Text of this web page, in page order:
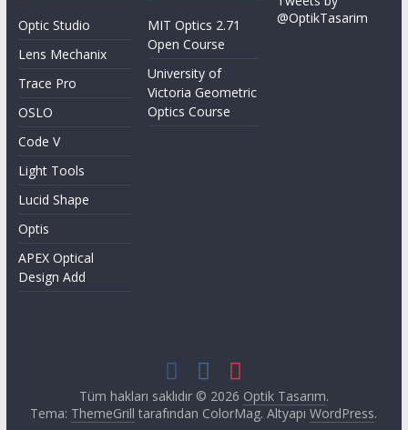
Optic Studio
Lens Mechanix
Trace Pro
OSLO
Code V
Light Tools
Lucid Shape
Optis
APEX Optical
Design Add
MIT Optics 2.71
Open Course
University of
Victoria Geometric
Optics Course
@OptikTasarim
Tüm hakları saklıdır © 2026 Optik Tasarım.
Tema: ThemeGrill tarafından ColorMag. AltyapıWordPress.